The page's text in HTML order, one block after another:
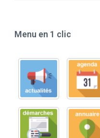
Menu en 1 clic